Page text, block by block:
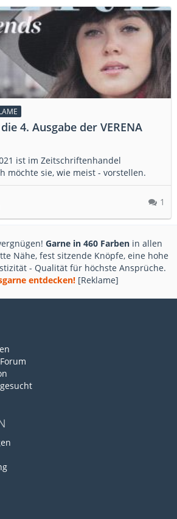
4. Ausgabe der VERENA
ist im Zeitschriftenhandel
möchte sie, wie meist - vorstellen.
1
Garne in 460 Farben in allen
Nähe, fest sitzende Knöpfe, eine hohe
- Qualität für höchste Ansprüche.
entdecken! [Reklame]